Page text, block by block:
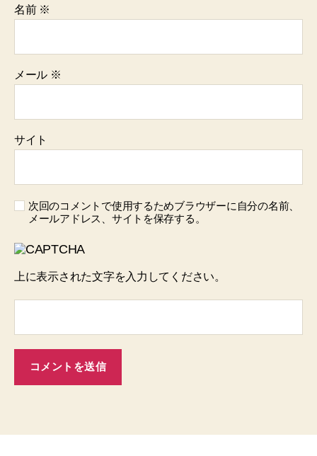
名前 ※
メール ※
サイト
次回のコメントで使用するためブラウザーに自分の名前、
メールアドレス、サイトを保存する。
上に表示された文字を入力してください。